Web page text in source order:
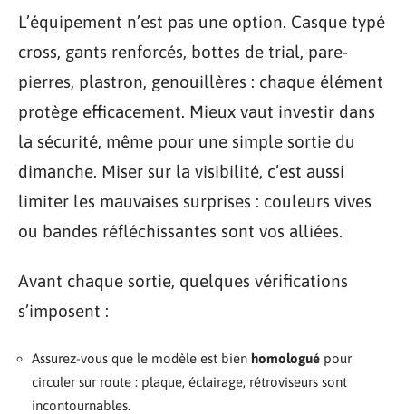
L’équipement n’est pas une option. Casque typé
cross, gants renforcés, bottes de trial, pare-
pierres, plastron, genouillères : chaque élément
protège efficacement. Mieux vaut investir dans
la sécurité, même pour une simple sortie du
dimanche. Miser sur la visibilité, c’est aussi
limiter les mauvaises surprises : couleurs vives
ou bandes réfléchissantes sont vos alliées.
Avant chaque sortie, quelques vérifications
s’imposent :
Assurez-vous que le modèle est bien homologué pour
circuler sur route : plaque, éclairage, rétroviseurs sont
incontournables.